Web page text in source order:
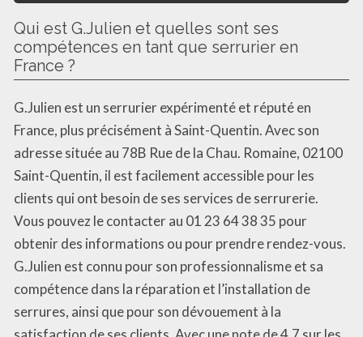
Qui est G.Julien et quelles sont ses
compétences en tant que serrurier en
France ?
G.Julien est un serrurier expérimenté et réputé en
France, plus précisément à Saint-Quentin. Avec son
adresse située au 78B Rue de la Chau. Romaine, 02100
Saint-Quentin, il est facilement accessible pour les
clients qui ont besoin de ses services de serrurerie.
Vous pouvez le contacter au 01 23 64 38 35 pour
obtenir des informations ou pour prendre rendez-vous.
G.Julien est connu pour son professionnalisme et sa
compétence dans la réparation et l’installation de
serrures, ainsi que pour son dévouement à la